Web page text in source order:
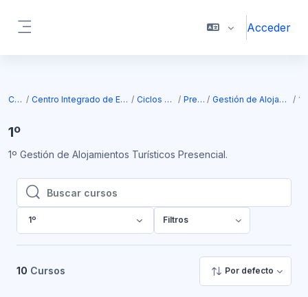
Acceder
Cursos Centro Integrado de Educación Superior SL Ciclos Formativos Presencial Gestión de Alojamientos Turísticos
1º
1º Gestión de Alojamientos Turísticos Presencial.
Buscar cursos
Buscar cursos
1º Filtros
10 Cursos Por defecto